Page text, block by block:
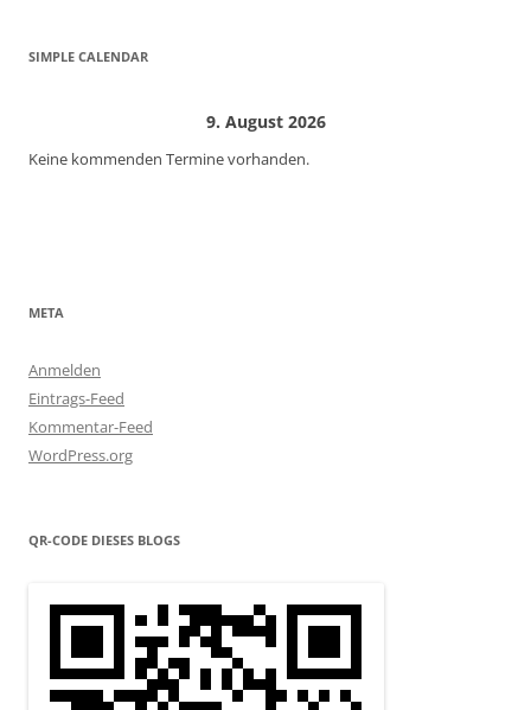
SIMPLE CALENDAR
9. August 2026
Keine kommenden Termine vorhanden.
META
Anmelden
Eintrags-Feed
Kommentar-Feed
WordPress.org
QR-CODE DIESES BLOGS